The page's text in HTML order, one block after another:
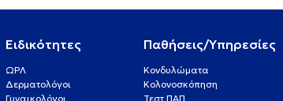
Ειδικότητες
ΩΡΛ
Δερματολόγοι
Γυναικολόγοι
Παθήσεις/Υπηρεσίες
Κονδυλώματα
Κολονοσκόπηση
Τεστ ΠΑΠ